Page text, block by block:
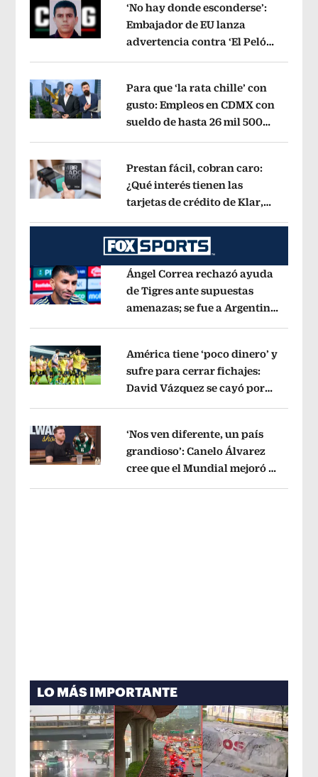
Opens in new window
‘No hay donde esconderse’:
Embajador de EU lanza
advertencia contra ‘El Pelón’,
Opens in new window
Para que ‘la rata chille’ con
gusto: Empleos en CDMX con
sueldo de hasta 26 mil 500
Opens in new window
Prestan fácil, cobran caro:
¿Qué interés tienen las
tarjetas de crédito de Klar,
Opens in new window
Ángel Correa rechazó ayuda
de Tigres ante supuestas
amenazas; se fue a Argentina
Opens in new window
América tiene ‘poco dinero’ y
sufre para cerrar fichajes:
David Vázquez se cayó por
Opens in new window
‘Nos ven diferente, un país
grandioso’: Canelo Álvarez
cree que el Mundial mejoró la
LO MÁS IMPORTANTE